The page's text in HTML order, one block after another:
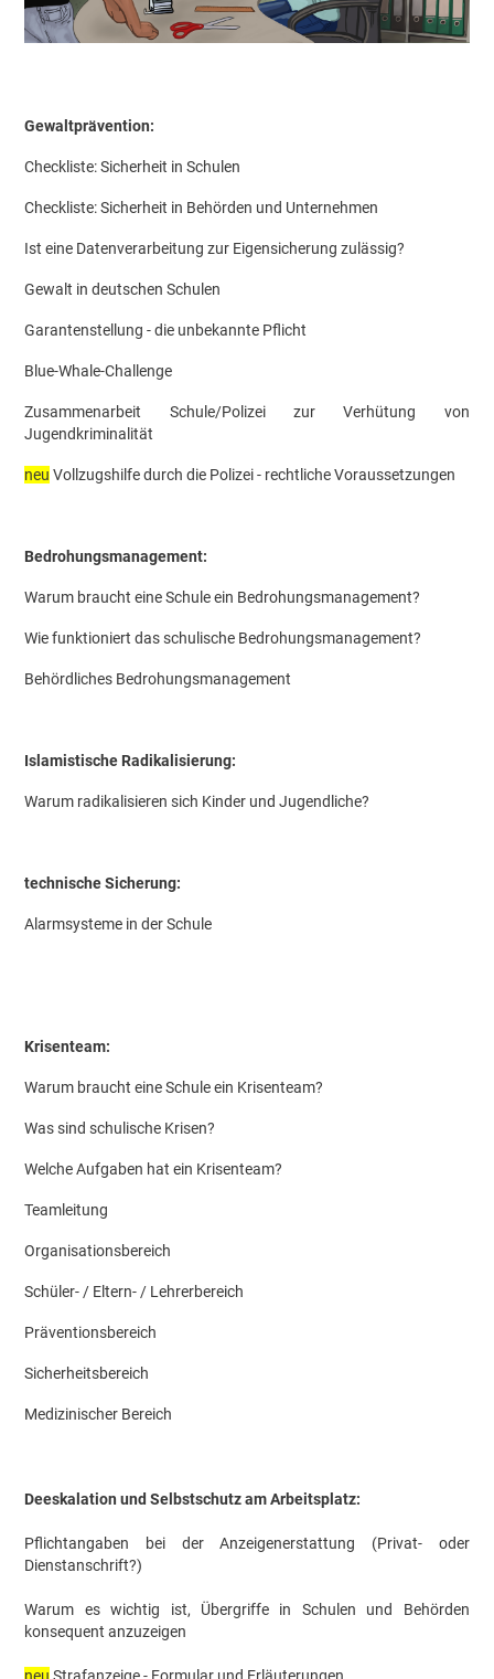
Gewaltprävention:
Checkliste: Sicherheit in Schulen
Checkliste: Sicherheit in Behörden und Unternehmen
Ist eine Datenverarbeitung zur Eigensicherung zulässig?
Gewalt in deutschen Schulen
Garantenstellung - die unbekannte Pflicht
Blue-Whale-Challenge
Zusammenarbeit Schule/Polizei zur Verhütung von
Jugendkriminalität
neu Vollzugshilfe durch die Polizei - rechtliche Voraussetzungen
Bedrohungsmanagement:
Warum braucht eine Schule ein Bedrohungsmanagement?
Wie funktioniert das schulische Bedrohungsmanagement?
Behördliches Bedrohungsmanagement
Islamistische Radikalisierung:
Warum radikalisieren sich Kinder und Jugendliche?
technische Sicherung:
Alarmsysteme in der Schule
Krisenteam:
Warum braucht eine Schule ein Krisenteam?
Was sind schulische Krisen?
Welche Aufgaben hat ein Krisenteam?
Teamleitung
Organisationsbereich
Schüler- / Eltern- / Lehrerbereich
Präventionsbereich
Sicherheitsbereich
Medizinischer Bereich
Deeskalation und Selbstschutz am Arbeitsplatz:
Pflichtangaben bei der Anzeigenerstattung (Privat- oder
Dienstanschrift?)
Warum es wichtig ist, Übergriffe in Schulen und Behörden
konsequent anzuzeigen